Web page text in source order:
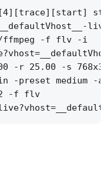
ffmpeg -f flv -i
-r 25.00 -s
-preset medium -
2 -f flv